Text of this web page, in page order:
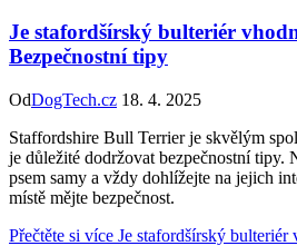
Je stafordšírský bulteriér
Bezpečnostní tipy
OdDogTech.cz 18. 4. 2025
Staffordshire Bull Terrier je skvělým
je důležité dodržovat bezpečnostní tipy.
psem samy a vždy dohlížejte na jejich
místě mějte bezpečnost.
Přečtěte si více Je stafordšírský bulteriér